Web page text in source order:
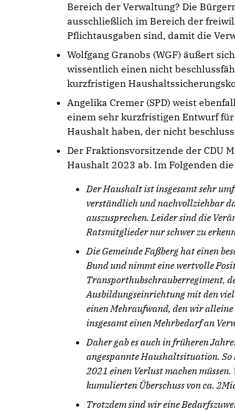
Bereich der Verwaltung? Die
ausschließlich im Bereich der
Pflichtausgaben sind, damit die
Wolfgang Granobs (WGF) äußert
wissentlich einen nicht
kurzfristigen
Angelika Cremer (SPD) weist
einem sehr kurzfristigen Entwurf
Haushalt haben, der nicht
Der Fraktionsvorsitzende der CDU
Haushalt 2023 ab. Im Folgenden
Der Haushalt ist insgesamt sehr
verständlich und nachvollziehbar
auszusprechen. Leider sind die
Ratsmitglieder nur schwer zu
Die Gemeinde Faßberg hat einen
Bund und nimmt eine wertvolle
Transporthubschrauberregiment,
Ausbildungseinrichtung mit den
einen Mehraufwand, den wir
insgesamt einen Mehrbedarf an
Daher gab es auch in früheren
angespannte Haushaltsituation.
2021 einen Verlust machen
kumulierten Überschuss von ca.
Trotzdem sind wir eine